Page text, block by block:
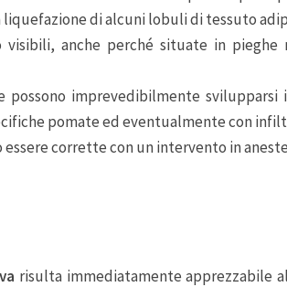
di alcuni lobuli di tessuto
visibili, anche perché situate in
imprevedibilmente
pomate ed eventualmente con
corrette con un intervento in
risulta immediatamente apprezzabile